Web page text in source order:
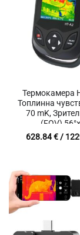
Термокамера
Топлинна
70 mK,
(FOV)
Температурен
-20°C
628.84€/